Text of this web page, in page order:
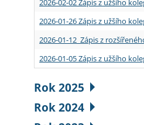
2026-02-02 Zápis z užšího
2026-01-26 Zápis z užšího
2026-01-12 Zápis z
2026-01-05 Zápis z užšího
Rok 2025
Rok 2024